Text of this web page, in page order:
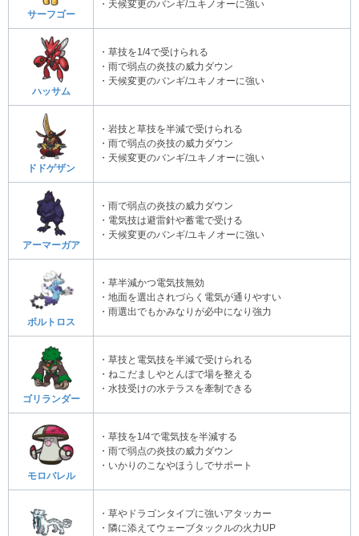
サーフゴー
・天候変更のバンギ/ユキノオーに強い
ハッサム
・草技を1/4で受けられる
・雨で弱点の炎技の威力ダウン
・天候変更のバンギ/ユキノオーに強い
ドドゲザン
・岩技と草技を半減で受けられる
・雨で弱点の炎技の威力ダウン
・天候変更のバンギ/ユキノオーに強い
アーマーガア
・雨で弱点の炎技の威力ダウン
・電気技は避雷針や蓄電で受ける
・天候変更のバンギ/ユキノオーに強い
ボルトロス
・草半減かつ電気技無効
・地面を選出されづらく電気が通りやすい
・雨選出でもかみなりが必中になり強力
ゴリランダー
・草技と電気技を半減で受けられる
・ねこだましやとんぼで場を整える
・水技受けの水テラスを牽制できる
モロバレル
・草技を1/4で電気技を半減する
・雨で弱点の炎技の威力ダウン
・いかりのこなやほうしでサポート
・草やドラゴンタイプに強いアタッカー
・隣に添えてウェーブタックルの火力UP